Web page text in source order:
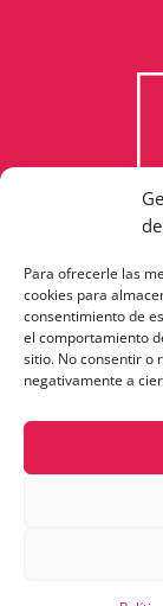
Para ofrecerle las
cookies para
consentimiento de
el comportamiento
sitio. No consentir o
negativamente a